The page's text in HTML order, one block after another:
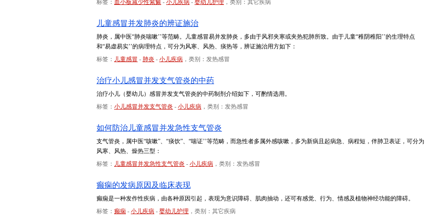
标签： 血小板减少性紫癜 - 小儿疾病 - 婴幼儿护理 ，类别：其它疾病
儿童感冒并发肺炎的辨证施治
肺炎，属中医“肺炎喘嗽’’等范畴。儿童感冒易并发肺炎，多由于风邪夹寒或夹热犯肺所致。由于儿童“稚阴稚阳’’的生理特点
和“易虚易实’’的病理特点，可分为风寒、风热、痰热等，辨证施治用方如下：
标签： 儿童感冒 - 肺炎 - 小儿疾病 ，类别：发热感冒
治疗小儿感冒并发支气管炎的中药
治疗小儿（婴幼儿）感冒并发支气管炎的中药制剂介绍如下，可酌情选用。
标签： 小儿感冒并发支气管炎 - 小儿疾病 ，类别：发热感冒
如何防治儿童感冒并发急性支气管炎
支气管炎，属中医“咳嗽”、“痰饮”、“喘证’’等范畴，而急性者多属外感咳嗽，多为新病且起病急、病程短，伴肺卫表证，可分为
风寒、风热、燥热三型：
标签： 儿童感冒并发急性支气管炎 - 小儿疾病 ，类别：发热感冒
癫痫的发病原因及临床表现
癫痫是一种发作性疾病，由各种原因引起，表现为意识障碍、肌肉抽动，还可有感觉、行为、情感及植物神经功能的障碍。
标签： 癫痫 - 小儿疾病 - 婴幼儿护理 ，类别：其它疾病